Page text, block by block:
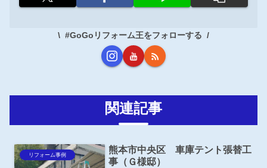
#GoGoリフォーム王をフォローする
関連記事
リフォーム事例
熊本市中央区 車庫テント張替工
事（Ｇ様邸）